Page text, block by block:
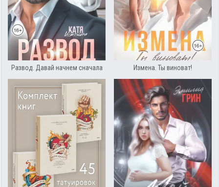
Развод. Давай начнем сначала Измена. Ты виноват!